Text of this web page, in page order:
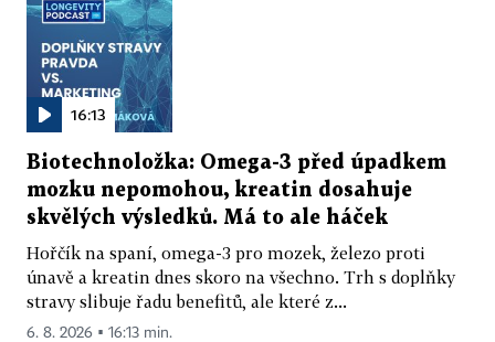
16:13
Biotechnoložka: Omega-3 před úpadkem
mozku nepomohou, kreatin dosahuje
skvělých výsledků. Má to ale háček
Hořčík na spaní, omega-3 pro mozek, železo proti
únavě a kreatin dnes skoro na všechno. Trh s doplňky
stravy slibuje řadu benefitů, ale které z...
6. 8. 2026 ▪ 16:13 min.